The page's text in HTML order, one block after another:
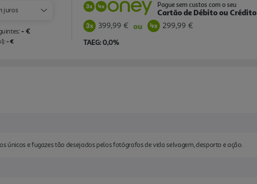
juros
- €
- €
Pague sem custos com o seu
Cartão de Débito ou Crédito
399,99 € ou 299,99 €
TAEG: 0,0%
únicos e fugazes tão desejados pelos fotógrafos de vida selvagem, desporto e ação.